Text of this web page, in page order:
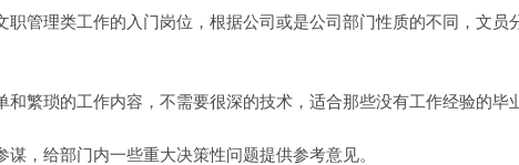
理类工作的入门岗位，根据公司或是公司部门性质的不同，文员
琐的工作内容，不需要很深的技术，适合那些没有工作经验的毕
给部门内一些重大决策性问题提供参考意见。